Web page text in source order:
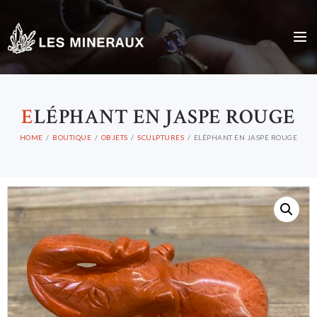
ELÉPHANT EN JASPE ROUGE
HOME BOUTIQUE OBJETS SCULPTURES ELÉPHANT EN JASPE ROUGE